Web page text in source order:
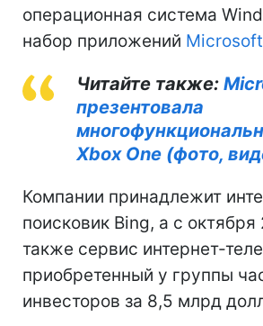
операционная система
набор приложений Microsoft
Читайте также:
презентовала
Xbox One (фото,
Компании принадлежит
поисковик Bing, а с октября
также сервис интернет-
приобретенный у группы
инвесторов за 8,5 млрд